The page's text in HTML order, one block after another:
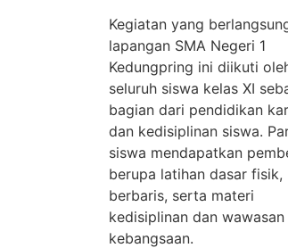
Kegiatan yang
lapangan SMA Negeri 1
Kedungpring ini diikuti
seluruh siswa kelas XI
bagian dari pendidikan
dan kedisiplinan siswa.
siswa mendapatkan
berupa latihan dasar fisik,
berbaris, serta materi
kedisiplinan dan wawasan
kebangsaan.